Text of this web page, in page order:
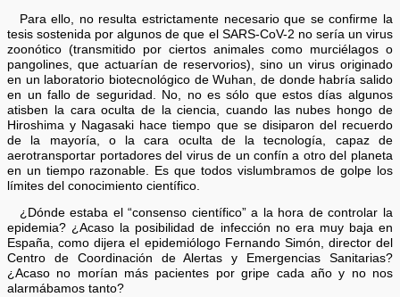
Para ello, no resulta estrictamente necesario que se confirme la
tesis sostenida por algunos de que el SARS-CoV-2 no sería un virus
zoonótico (transmitido por ciertos animales como murciélagos o
pangolines, que actuarían de reservorios), sino un virus originado
en un laboratorio biotecnológico de Wuhan, de donde habría salido
en un fallo de seguridad. No, no es sólo que estos días algunos
atisben la cara oculta de la ciencia, cuando las nubes hongo de
Hiroshima y Nagasaki hace tiempo que se disiparon del recuerdo
de la mayoría, o la cara oculta de la tecnología, capaz de
aerotransportar portadores del virus de un confín a otro del planeta
en un tiempo razonable. Es que todos vislumbramos de golpe los
límites del conocimiento científico.
¿Dónde estaba el “consenso científico” a la hora de controlar la
epidemia? ¿Acaso la posibilidad de infección no era muy baja en
España, como dijera el epidemiólogo Fernando Simón, director del
Centro de Coordinación de Alertas y Emergencias Sanitarias?
¿Acaso no morían más pacientes por gripe cada año y no nos
alarmábamos tanto?